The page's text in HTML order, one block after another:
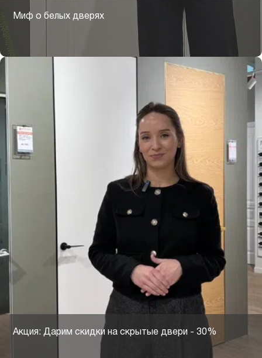
Миф о белых дверях
Акция: Дарим скидки на скрытые двери - 30%